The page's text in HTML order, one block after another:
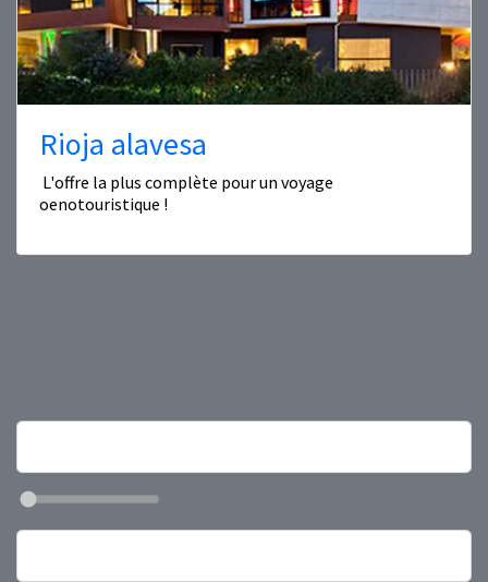
Rioja alavesa
L'offre la plus complète pour un voyage
oenotouristique !